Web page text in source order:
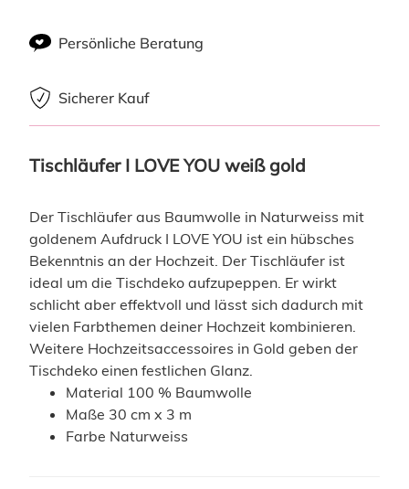
Persönliche Beratung
Sicherer Kauf
Tischläufer I LOVE YOU weiß gold
Der Tischläufer aus Baumwolle in Naturweiss mit
goldenem Aufdruck I LOVE YOU ist ein hübsches
Bekenntnis an der Hochzeit. Der Tischläufer ist
ideal um die Tischdeko aufzupeppen. Er wirkt
schlicht aber effektvoll und lässt sich dadurch mit
vielen Farbthemen deiner Hochzeit kombinieren.
Weitere Hochzeitsaccessoires in Gold geben der
Tischdeko einen festlichen Glanz.
Material 100 % Baumwolle
Maße 30 cm x 3 m
Farbe Naturweiss